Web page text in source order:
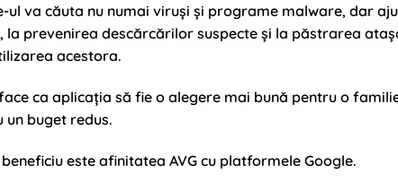
ul va căuta nu numai viruși și programe malware, dar
la prevenirea descărcărilor suspecte și la păstrarea
acestora.
ca aplicația să fie o alegere mai bună pentru o
un buget redus.
este afinitatea AVG cu platformele Google.